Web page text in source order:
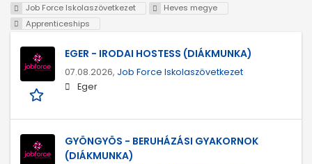
Job Force Iskolaszövetkezet
Heves megye
Apprenticeships
EGER - IRODAI HOSTESS (DIÁKMUNKA)
07.08.2026, Job Force Iskolaszövetkezet
Eger
GYÖNGYÖS - BERUHÁZÁSI GYAKORNOK
(DIÁKMUNKA)